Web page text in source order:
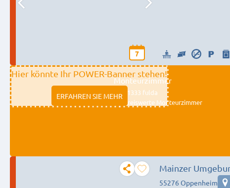
7
Hier könnte Ihr POWER-Banner stehen!
ERFAHREN SIE MEHR
Monteurzimmer
11333 fulda
Preiswerte Monteurzimmer
55276 Oppenheim